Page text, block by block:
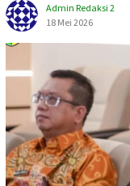
Admin Redaksi 2
18 Mei 2026